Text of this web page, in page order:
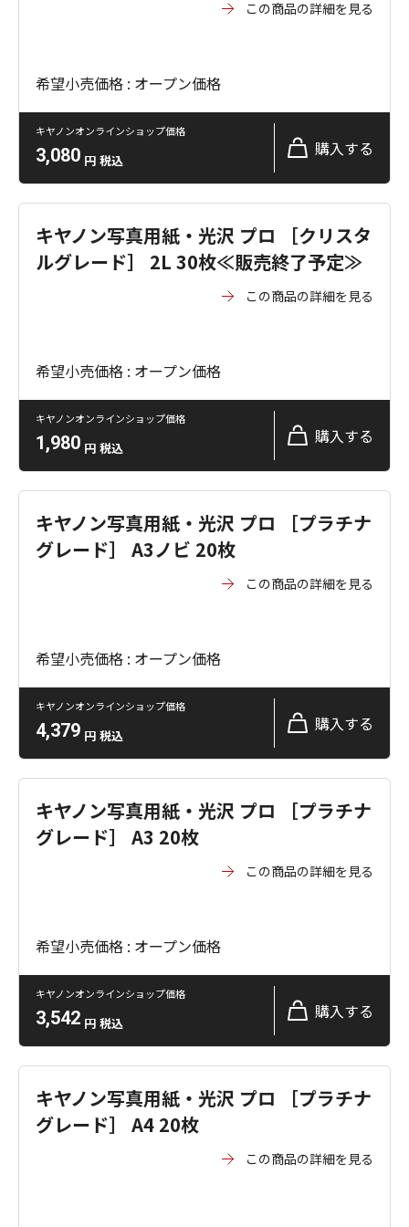
この商品の詳細を見る
希望小売価格 : オープン価格
キヤノンオンラインショップ価格
3,080 円 税込
購入する
キヤノン写真用紙・光沢 プロ ［クリスタ
ルグレード］ 2L 30枚≪販売終了予定≫
この商品の詳細を見る
希望小売価格 : オープン価格
キヤノンオンラインショップ価格
1,980 円 税込
購入する
キヤノン写真用紙・光沢 プロ ［プラチナ
グレード］ A3ノビ 20枚
この商品の詳細を見る
希望小売価格 : オープン価格
キヤノンオンラインショップ価格
4,379 円 税込
購入する
キヤノン写真用紙・光沢 プロ ［プラチナ
グレード］ A3 20枚
この商品の詳細を見る
希望小売価格 : オープン価格
キヤノンオンラインショップ価格
3,542 円 税込
購入する
キヤノン写真用紙・光沢 プロ ［プラチナ
グレード］ A4 20枚
この商品の詳細を見る